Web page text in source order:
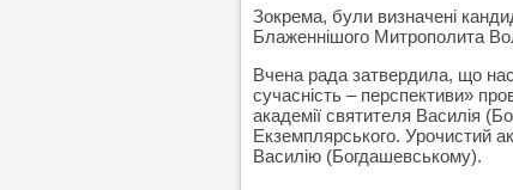
Зокрема, були визначені
Блаженнішого Митрополита
Вчена рада затвердила, що
сучасність – перспективи»
академії святителя Василія
Екземплярського. Урочистий
Василію (Богдашевському).